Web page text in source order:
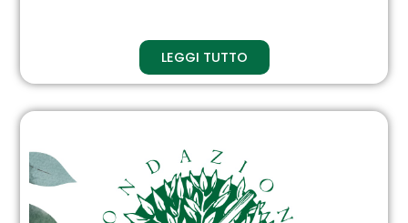
LEGGI TUTTO